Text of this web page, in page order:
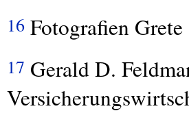
16 Fotografien
17 Gerald D.